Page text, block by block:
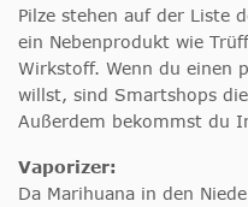
Pilze stehen auf der Liste
ein Nebenprodukt wie
Wirkstoff. Wenn du einen
willst, sind Smartshops
Außerdem bekommst du
Vaporizer:
Da Marihuana in den